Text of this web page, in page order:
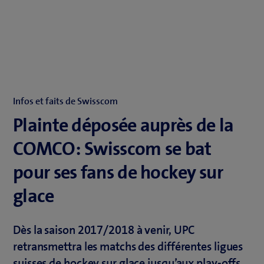
Infos et faits de Swisscom
Plainte déposée auprès de la
COMCO: Swisscom se bat
pour ses fans de hockey sur
glace
Dès la saison 2017/2018 à venir, UPC
retransmettra les matchs des différentes ligues